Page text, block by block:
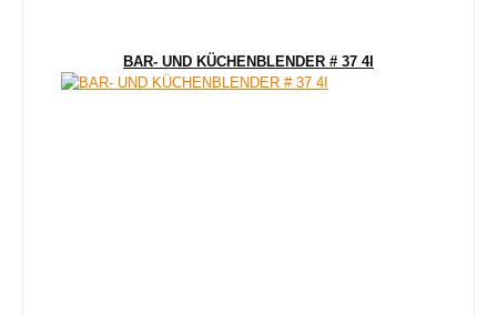
BAR- UND KÜCHENBLENDER # 37 4I